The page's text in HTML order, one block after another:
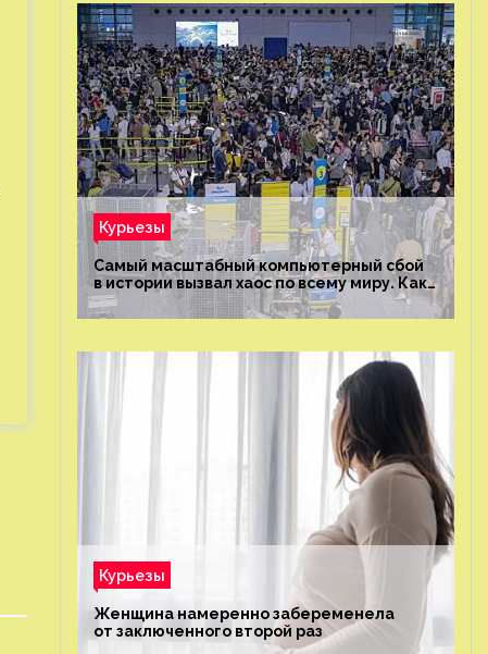
Курьезы
Самый масштабный компьютерный сбой
в истории вызвал хаос по всему миру. Как
это было?
Курьезы
Женщина намеренно забеременела
от заключенного второй раз